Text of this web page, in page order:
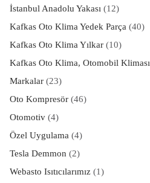
İstanbul Anadolu Yakası (12)
Kafkas Oto Klima Yedek Parça (40)
Kafkas Oto Klima Yılkar(10)
Kafkas Oto Klima, Otomobil Kliması
Markalar(23)
Oto Kompresör(46)
Otomotiv(4)
Özel Uygulama (4)
Tesla Demmon (2)
Webasto Isıtıcılarımız(1)